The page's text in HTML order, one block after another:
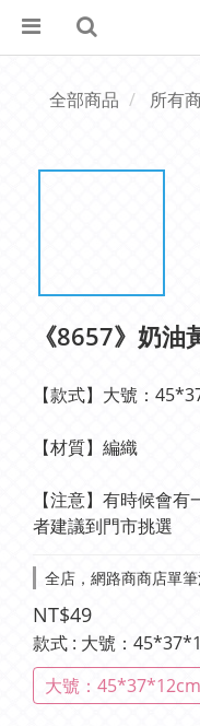
全部商品 所有
《8657》奶
【款式】大號：
【材質】編織
【注意】有時候會
者建議到門市挑選
全店，網路商商店單
NT$49
款式 : 大號：
大號：45*37*12cm